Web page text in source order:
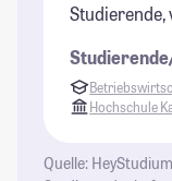
Studierende,
Hochschule
Quelle: